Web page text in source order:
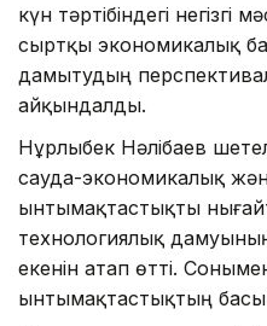
күн тәртібіндегі негізгі
сыртқы экономикалық
дамытудың
айқындалды.
Нұрлыбек Нәлібаев
сауда-экономикалық
ынтымақтастықты
технологиялық
екенін атап өтті.
ынтымақтастықтың